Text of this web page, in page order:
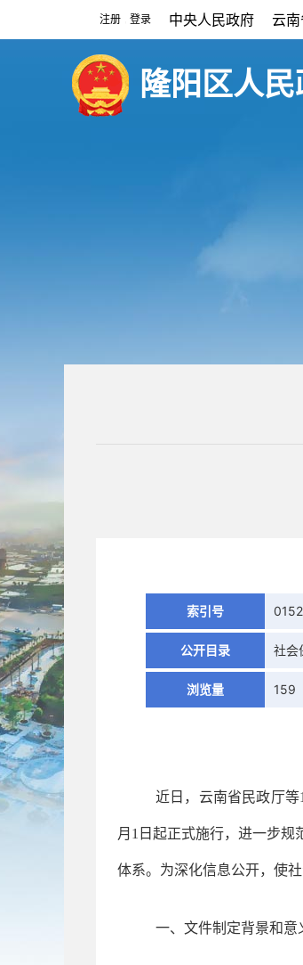
注册 登录 中央人民政府 云
隆阳区人
索引号
公开目录 社会
浏览量 159
近日，云南省民政厅等
月1日起正式施行，进一步
体系。为深化信息公开，使
一、文件制定背景和意